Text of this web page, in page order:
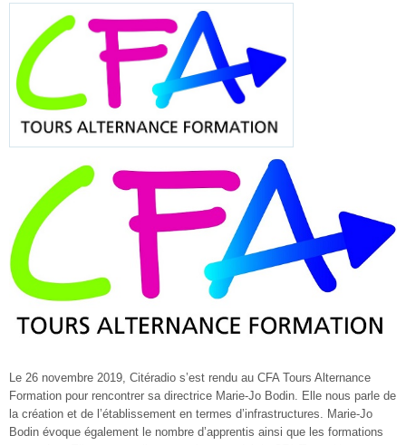
Le 26 novembre 2019, Citéradio s’est rendu au CFA Tours Alternance
Formation pour rencontrer sa directrice Marie-Jo Bodin. Elle nous parle de
la création et de l’établissement en termes d’infrastructures. Marie-Jo
Bodin évoque également le nombre d’apprentis ainsi que les formations